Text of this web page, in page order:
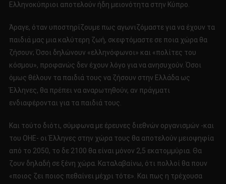
Ελληνοκύπριοι αποτελούν ήδη μειονότητα στην Κύπρο.
Άραγε, όταν υποστηρίζουμε πως αγωνιζόμαστε για να έχουν τα
παιδιά μας μια καλύτερη ζωή, σκεφτόμαστε σε ποια χώρα θα
ζήσουν; Όσοι δηλώνουν «ελληνόφωνοι» και «πολίτες του
κόσμου», προφανώς δεν έχουν λόγο για να ανησυχούν. Όσοι
όμως θέλουν τα παιδιά τους να ζήσουν στην Ελλάδα ως
Έλληνες, θα πρέπει να αναρωτηθούν, αν πράγματι
ενδιαφέρονται για τα παιδιά τους.
Και τούτο διότι, σύμφωνα με έρευνες διεθνών οργανισμών -και
του ΟΗΕ- οι Έλληνες στην χώρα τους θα αποτελούν μειοψηφία
από το 2050, το δε 2100 θα είναι μόνον 2,5 εκατομμύρια. Θα
ζουν δηλαδή σε ξένη χώρα. Καταλαβαίνω, ότι πολλοί θα πουν
«ποιος ζει ποιος πεθαίνει μέχρι τότε». Και πως η τρέχουσα